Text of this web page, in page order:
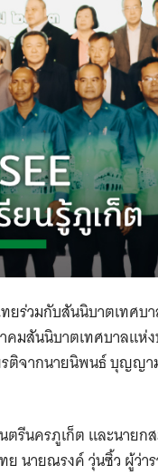
ยร่วมกับสันนิบาตเทศบ
มสันนิบาตเทศบาลแห่
รติจากนายนิพนธ์ บุญญ
รีนครภูเก็ต และนายก
นายณรงค์ วุ่นซิ้ว ผู้ว่า